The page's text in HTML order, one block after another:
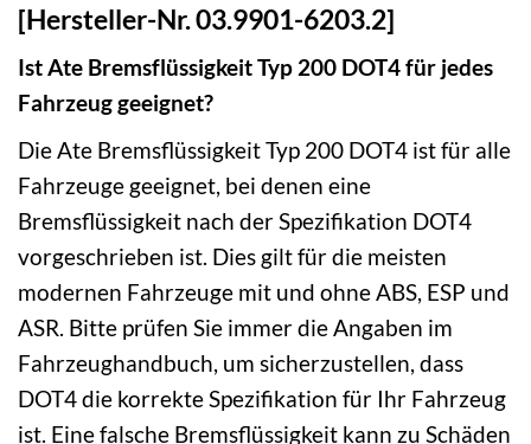
[Hersteller-Nr. 03.9901-6203.2]
Ist Ate Bremsflüssigkeit Typ 200 DOT4 für jedes
Fahrzeug geeignet?
Die Ate Bremsflüssigkeit Typ 200 DOT4 ist für alle
Fahrzeuge geeignet, bei denen eine
Bremsflüssigkeit nach der Spezifikation DOT4
vorgeschrieben ist. Dies gilt für die meisten
modernen Fahrzeuge mit und ohne ABS, ESP und
ASR. Bitte prüfen Sie immer die Angaben im
Fahrzeughandbuch, um sicherzustellen, dass
DOT4 die korrekte Spezifikation für Ihr Fahrzeug
ist. Eine falsche Bremsflüssigkeit kann zu Schäden